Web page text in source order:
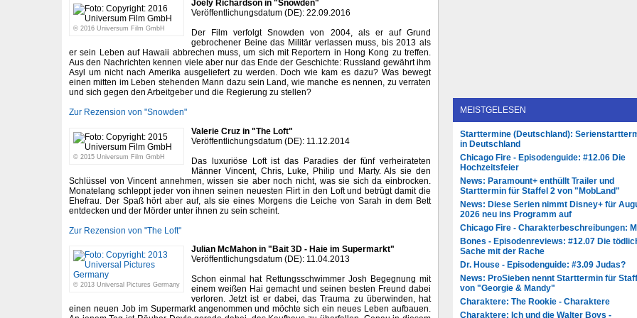
© 2016 Universum Film GmbH
Joely Richardson in "Snowden"
Veröffentlichungsdatum (DE): 22.09.2016
Der Film verfolgt Snowden von 2004, als er auf Grund
gebrochener Beine das Militär verlassen muss, bis 2013 als
er sein Leben auf Hawaii abbrechen muss, um sich mit Reportern in Hong Kong zu treffen.
Aus den Nachrichten kennen viele aber nur das Ende der Geschichte: Russland gewährt ihm
Asyl um nicht nach Amerika ausgeliefert zu werden. Doch wie kam es dazu? Was bewegt
einen mitten im Leben stehenden Mann dazu sein Land, wie manche es nennen, zu verraten
und sich gegen den Arbeitgeber und die Regierung zu stellen?
Zur Rezension von "Snowden"
© 2015 Universum Film GmbH
Valerie Cruz in "The Loft"
Veröffentlichungsdatum (DE): 11.12.2014
Das luxuriöse Loft ist das Paradies der fünf verheirateten
Männer Vincent, Chris, Luke, Philip und Marty. Als sie den
Schlüssel von Vincent annehmen, wissen sie aber noch nicht, was sie sich da einbrocken.
Monatelang schleppt jeder von ihnen seinen neuesten Flirt in den Loft und betrügt damit die
Ehefrau. Der Spaß hört aber auf, als sie eines Morgens die Leiche von Sarah in dem Bett
entdecken und der Mörder unter ihnen zu sein scheint.
Zur Rezension von "The Loft"
© 2013 Universal Pictures Germany
Julian McMahon in "Bait 3D - Haie im Supermarkt"
Veröffentlichungsdatum (DE): 11.04.2013
Schon einmal hat Rettungsschwimmer Josh Begegnung mit
einem weißen Hai gemacht und seinen besten Freund dabei
verloren. Jetzt ist er dabei, das Trauma zu überwinden, hat
einen neuen Job im Supermarkt angenommen und möchte sich ein neues Leben aufbauen.
MEISTGELESEN
Starttermine (Deutschland):
in Deutschland
Chicago Fire - Episodenguide: #12.06 Die
Hochzeitsfeier
News: Paramount+ enthüllt Trailer und
Starttermin für Staffel 2 von "MobLand"
News: Diese Serien nimmt Disney+ für
2026 neu ins Programm auf
Chicago Fire - Charakterbeschreibungen:
Bones - Episodenreviews: #12.07 Die
Sache mit der Rache
Dr. House - Episodenguide: #3.09 Judas?
News: ProSieben nennt Starttermin für
von "Georgie & Mandy"
Charaktere: The Rookie - Charaktere
Charaktere: Ich und die Walter Boys -